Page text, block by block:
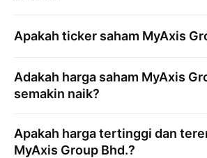
Apakah ticker saham MyAxis
Adakah harga saham MyAxis
semakin naik?
Apakah harga tertinggi dan
MyAxis Group Bhd.?